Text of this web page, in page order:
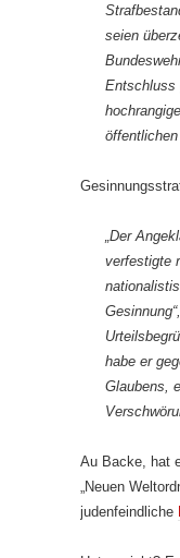
seien
Entschluss
öffentlichen
„Der
verfestigte
habe er
Glaubens,
Au Backe, hat
„Neuen
judenfeindliche